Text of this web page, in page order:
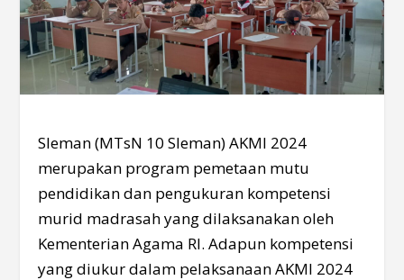
Sleman (MTsN 10 Sleman) AKMI 2024
merupakan program pemetaan mutu
pendidikan dan pengukuran kompetensi
murid madrasah yang dilaksanakan oleh
Kementerian Agama RI. Adapun kompetensi
yang diukur dalam pelaksanaan AKMI 2024